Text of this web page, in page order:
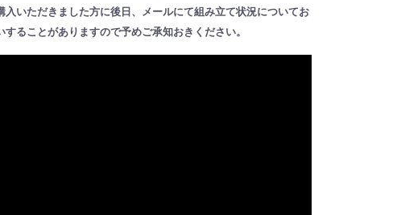
入いただきました方に後日、メールにて組み立て状況についてお
することがありますので予めご承知おきください。